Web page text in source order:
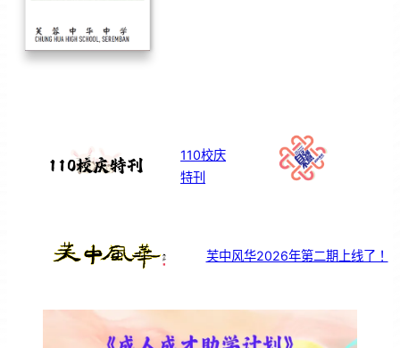
110校庆
特刊
芙中风华2026年第二期上线了！